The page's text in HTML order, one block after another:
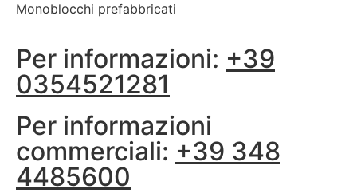
Monoblocchi prefabbricati
Per informazioni: +39
0354521281
Per informazioni
commerciali: +39 348
4485600‬